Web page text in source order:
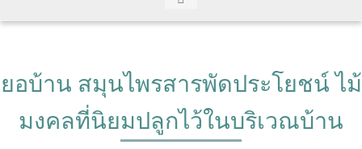
ยอบ้าน สมุนไพรสารพัดประโยชน์ ไม้
มงคลที่นิยมปลูกไว้ในบริเวณบ้าน